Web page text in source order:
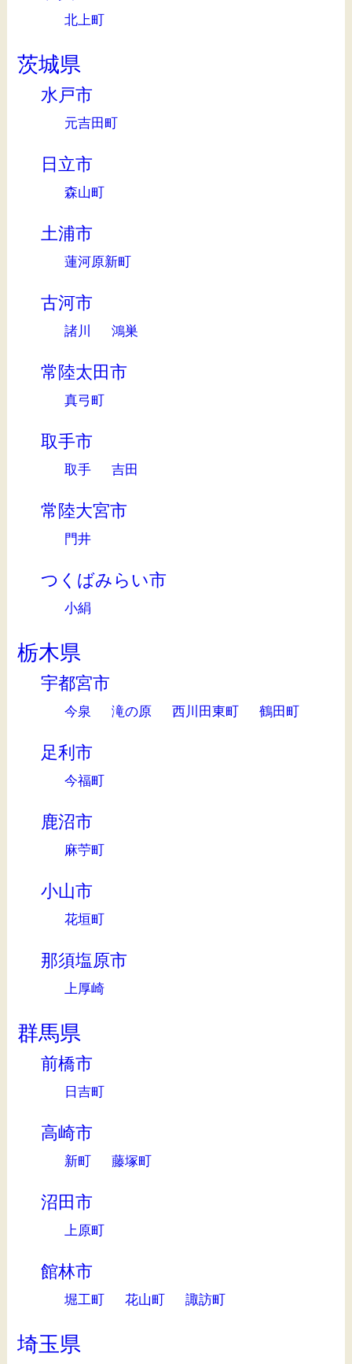
北上町
茨城県
水戸市
元吉田町
日立市
森山町
土浦市
蓮河原新町
古河市
諸川 鴻巣
常陸太田市
真弓町
取手市
取手 吉田
常陸大宮市
門井
つくばみらい市
小絹
栃木県
宇都宮市
今泉 滝の原 西川田東町 鶴田町
足利市
今福町
鹿沼市
麻苧町
小山市
花垣町
那須塩原市
上厚崎
群馬県
前橋市
日吉町
高崎市
新町 藤塚町
沼田市
上原町
館林市
堀工町 花山町 諏訪町
埼玉県